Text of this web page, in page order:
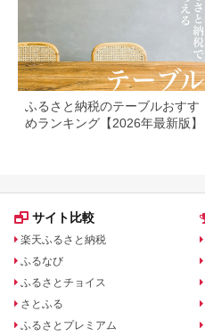
ふるさと納税のテーブルおすす
めランキング【2026年最新版】
サイト比較
楽天ふるさと納税
ふるなび
ふるさとチョイス
さとふる
ふるさとプレミアム